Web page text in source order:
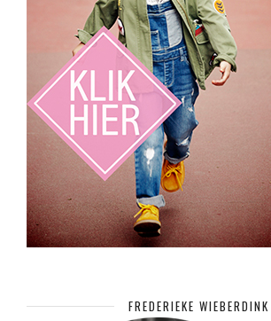
FREDERIEKE WIEBERDINK